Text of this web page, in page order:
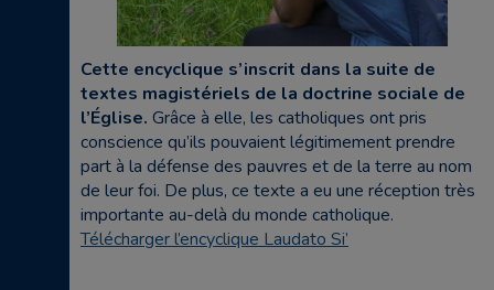
Cette encyclique s’inscrit dans la suite de
textes magistériels de la doctrine sociale de
l’Église. Grâce à elle, les catholiques ont pris
conscience qu’ils pouvaient légitimement prendre
part à la défense des pauvres et de la terre au nom
de leur foi. De plus, ce texte a eu une réception très
importante au-delà du monde catholique.
Télécharger l’encyclique Laudato Si’